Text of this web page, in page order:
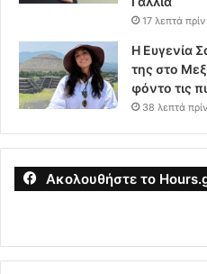
17 λεπτά πρίν
Η Ευγενία
της στο
φόντο τις
38 λεπτά πρίν
Ακολουθήστε το